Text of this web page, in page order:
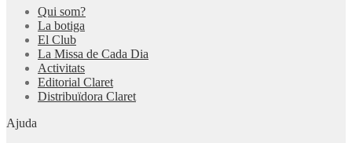
Qui som?
La botiga
El Club
La Missa de Cada Dia
Activitats
Editorial Claret
Distribuïdora Claret
Ajuda